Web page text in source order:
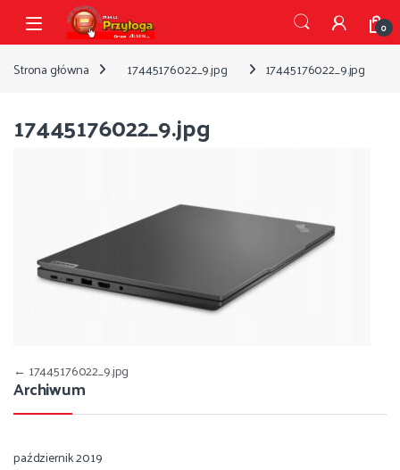
Przejdź do nawigacji
Przejdź do treści
Open 0
Strona główna 17445176022_9.jpg 17445176022_9.jpg
17445176022_9.jpg
Nawigacja wpisu
← 17445176022_9.jpg
Archiwum
październik 2019